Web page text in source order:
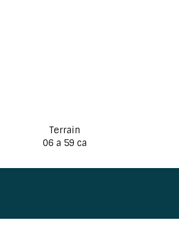
Terrain
06 a 59 ca